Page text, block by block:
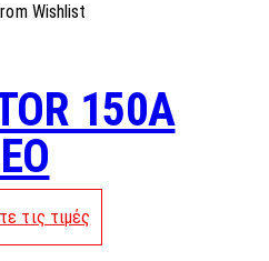
Wishlist
150A
τις τιμές